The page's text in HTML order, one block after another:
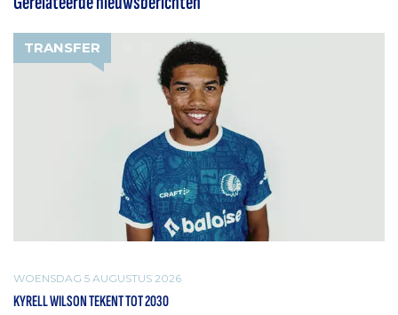
TRANSFER
WOENSDAG 5 AUGUSTUS 2026
KYRELL WILSON TEKENT TOT 2030